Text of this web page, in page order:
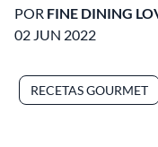
POR FINE DINING
02 JUN 2022
RECETAS GOURMET